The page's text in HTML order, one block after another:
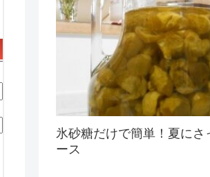
氷砂糖だけで簡単！夏にさ
ース